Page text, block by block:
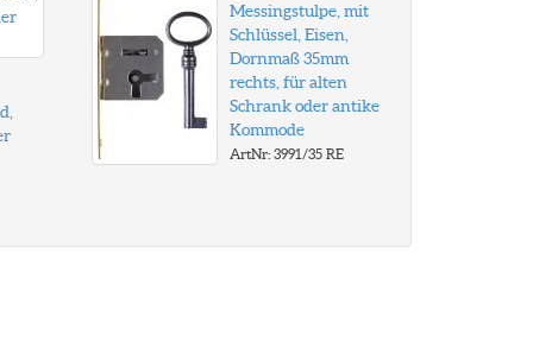
Messingstulpe, mit
Schlüssel, Eisen,
Dornmaß 35mm
rechts, für alten
Schrank oder antike
Kommode
ArtNr: 3991/35 RE